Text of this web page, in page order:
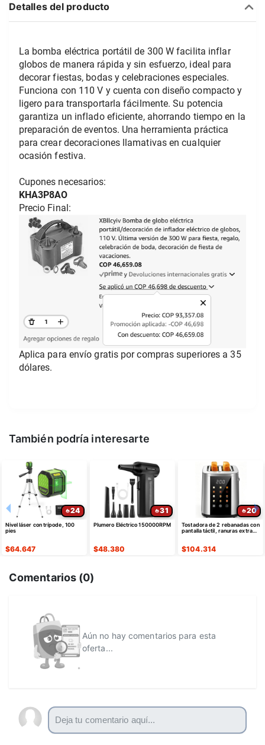
Detalles del producto
La bomba eléctrica portátil de 300 W facilita inflar
globos de manera rápida y sin esfuerzo, ideal para
decorar fiestas, bodas y celebraciones especiales.
Funciona con 110 V y cuenta con diseño compacto y
ligero para transportarla fácilmente. Su potencia
garantiza un inflado eficiente, ahorrando tiempo en la
preparación de eventos. Una herramienta práctica
para crear decoraciones llamativas en cualquier
ocasión festiva.
Cupones necesarios:
KHA3P8AO
Precio Final:
Aplica para envío gratis por compras superiores a 35
dólares.
También podría interesarte
24
Nivel láser con trípode, 100
pies
$64.647
31
Plumero Eléctrico 150000RPM
$48.380
20
Tostadora de 2 rebanadas con
pantalla táctil, ranuras extra
$104.314
Comentarios (0)
Aún no hay comentarios para esta
oferta...